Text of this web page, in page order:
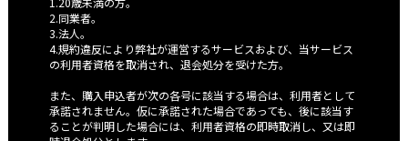
2.同業者。
3.法人。
4.規約違反により弊社が運営するサービスおよび、当サービス
の利用者資格を取消され、退会処分を受けた方。
また、購入申込者が次の各号に該当する場合は、利用者として
承諾されません。仮に承諾された場合であっても、後に該当す
ることが判明した場合には、利用者資格の即時取消し、又は即